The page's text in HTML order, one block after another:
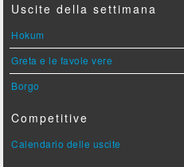
Uscite della settimana
Hokum
Greta e le favole vere
Borgo
Competitive
Calendario delle uscite